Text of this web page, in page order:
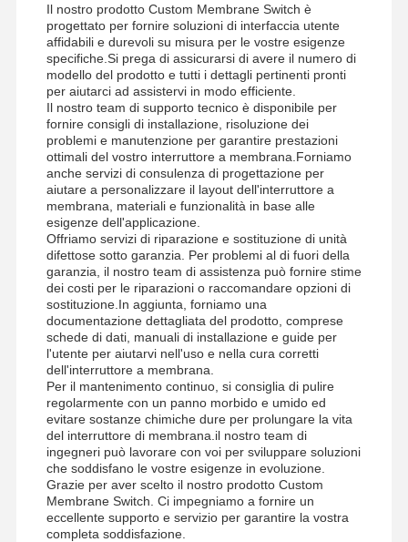
Il nostro prodotto Custom Membrane Switch è
progettato per fornire soluzioni di interfaccia utente
affidabili e durevoli su misura per le vostre esigenze
specifiche.Si prega di assicurarsi di avere il numero di
modello del prodotto e tutti i dettagli pertinenti pronti
per aiutarci ad assistervi in modo efficiente.
Il nostro team di supporto tecnico è disponibile per
fornire consigli di installazione, risoluzione dei
problemi e manutenzione per garantire prestazioni
ottimali del vostro interruttore a membrana.Forniamo
anche servizi di consulenza di progettazione per
aiutare a personalizzare il layout dell'interruttore a
membrana, materiali e funzionalità in base alle
esigenze dell'applicazione.
Offriamo servizi di riparazione e sostituzione di unità
difettose sotto garanzia. Per problemi al di fuori della
garanzia, il nostro team di assistenza può fornire stime
dei costi per le riparazioni o raccomandare opzioni di
sostituzione.In aggiunta, forniamo una
documentazione dettagliata del prodotto, comprese
schede di dati, manuali di installazione e guide per
l'utente per aiutarvi nell'uso e nella cura corretti
dell'interruttore a membrana.
Per il mantenimento continuo, si consiglia di pulire
regolarmente con un panno morbido e umido ed
evitare sostanze chimiche dure per prolungare la vita
del interruttore di membrana.il nostro team di
ingegneri può lavorare con voi per sviluppare soluzioni
che soddisfano le vostre esigenze in evoluzione.
Grazie per aver scelto il nostro prodotto Custom
Membrane Switch. Ci impegniamo a fornire un
eccellente supporto e servizio per garantire la vostra
completa soddisfazione.